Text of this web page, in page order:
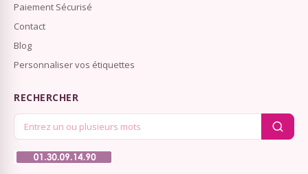
Paiement Sécurisé
Contact
Blog
Personnaliser vos étiquettes
RECHERCHER